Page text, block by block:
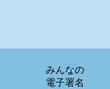
みんなの
電子署名